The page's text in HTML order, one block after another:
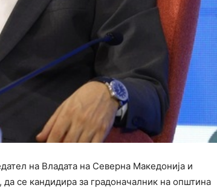
на Владата на Северна Македонија и
се кандидира за градоначалник на општина